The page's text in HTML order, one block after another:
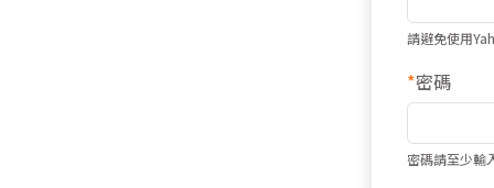
請避免使用
*密碼
密碼請至少輸